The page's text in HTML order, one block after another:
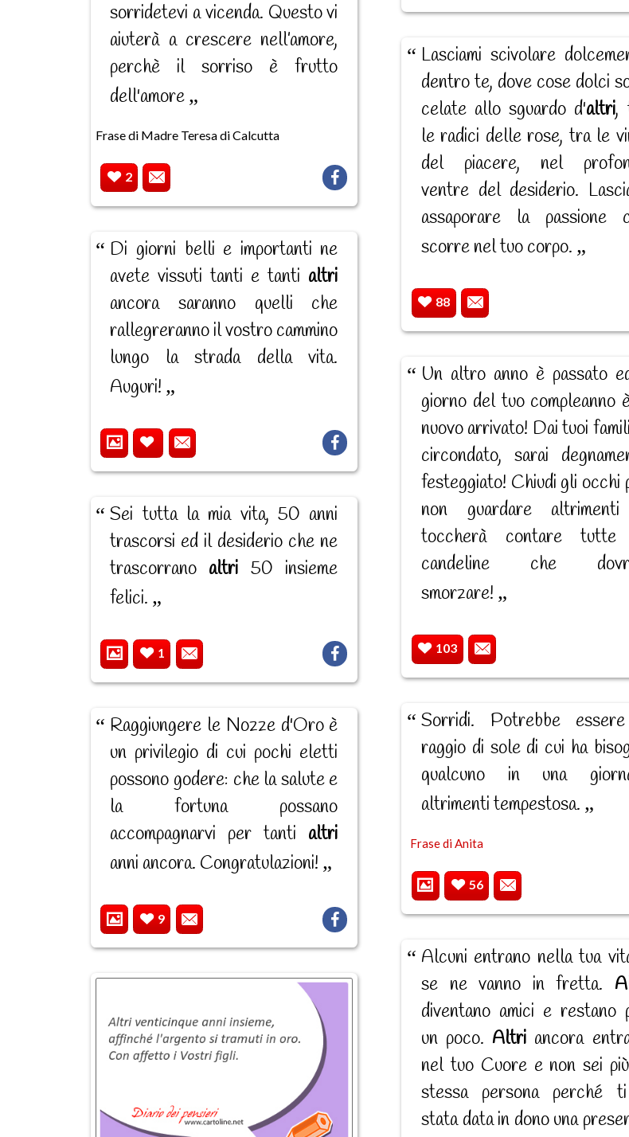
sorridetevi a vicenda. Questo vi
aiuterà a crescere nell’amore,
perchè il sorriso è frutto
dell'amore
Frase di Madre Teresa di Calcutta
2
Di giorni belli e importanti ne
avete vissuti tanti e tanti altri
ancora saranno quelli che
rallegreranno il vostro cammino
lungo la strada della vita.
Auguri!
Sei tutta la mia vita, 50 anni
trascorsi ed il desiderio che ne
trascorrano altri 50 insieme
felici.
1
Raggiungere le Nozze d'Oro è
un privilegio di cui pochi eletti
possono godere: che la salute e
la fortuna possano
accompagnarvi per tanti altri
anni ancora. Congratulazioni!
9
Lasciami scivolare
dentro te, dove cose dolci
celate allo sguardo d'altri,
le radici delle rose, tra le
del piacere, nel
ventre del desiderio.
assaporare la passione
scorre nel tuo corpo.
88
Un altro anno è passato
giorno del tuo compleanno
nuovo arrivato! Dai tuoi
circondato, sarai
festeggiato! Chiudi gli occhi
non guardare
toccherà contare
candeline che
smorzare!
103
Sorridi. Potrebbe
raggio di sole di cui ha
qualcuno in una
altrimenti tempestosa.
Frase di Anita
56
Alcuni entrano nella tua
se ne vanno in fretta.
diventano amici e restano
un poco. Altriancora
nel tuo Cuore e non sei
stessa persona perché
stata data in dono una